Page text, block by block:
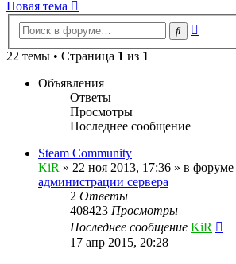
Новая тема
Поиск
22 темы • Страница 1 из 1
Объявления
Ответы
Просмотры
Последнее сообщение
Steam Community
KiR » 22 ноя 2013, 17:36 » в форуме
администрации сервера
2 Ответы
408423 Просмотры
Последнее сообщение KiR
17 апр 2015, 20:28